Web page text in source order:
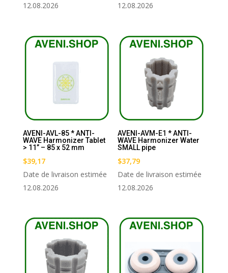
12.08.2026
12.08.2026
AVENI-AVL-85 * ANTI-
WAVE Harmonizer Tablet
> 11’’ – 85 x 52 mm
$39,17
Date de livraison estimée
12.08.2026
AVENI-AVM-E1 * ANTI-
WAVE Harmonizer Water
SMALL pipe
$37,79
Date de livraison estimée
12.08.2026